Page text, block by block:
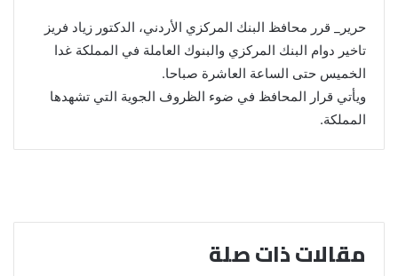
حرير_ قرر محافظ البنك المركزي الأردني، الدكتور زياد فريز
تاخير دوام البنك المركزي والبنوك العاملة في المملكة غدا
الخميس حتى الساعة العاشرة صباحا.
ويأتي قرار المحافظ في ضوء الظروف الجوية التي تشهدها
المملكة.
مقالات ذات صلة